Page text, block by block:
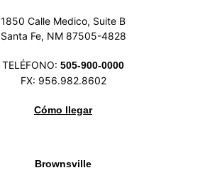
1850 Calle Medico, Suite B
Santa Fe, NM 87505-4828
TELÉFONO: 505-900-0000
FX: 956.982.8602
Cómo llegar
Brownsville